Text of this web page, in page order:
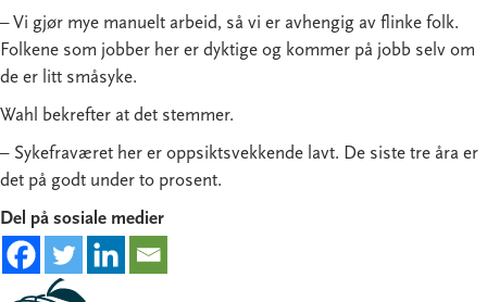
– Vi gjør mye manuelt arbeid, så vi er avhengig av flinke folk.
Folkene som jobber her er dyktige og kommer på jobb selv om
de er litt småsyke.
Wahl bekrefter at det stemmer.
– Sykefraværet her er oppsiktsvekkende lavt. De siste tre åra er
det på godt under to prosent.
Del på sosiale medier